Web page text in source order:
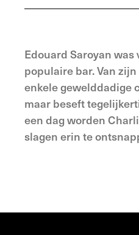
Edouard Saroyan
populaire bar. Van
enkele gewelddadige
maar beseft
een dag worden
slagen erin te